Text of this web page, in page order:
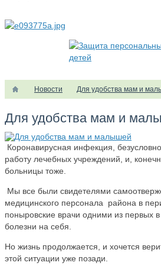
Новости Для удобства мам и
Для удобства мам и
Коронавирусная инфекция,
работу лечебных учреждений, и,
больницы тоже.
Мы все были свидетелями
медицинского персонала района в
поныровские врачи одними из первых
болезни на себя.
Но жизнь продолжается, и хочется
этой ситуации уже позади.